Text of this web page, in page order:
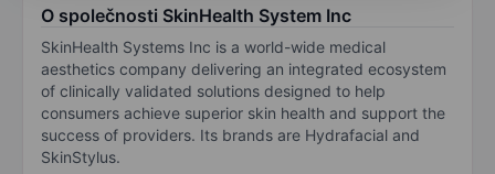
O společnosti SkinHealth System Inc
SkinHealth Systems Inc is a world-wide medical
aesthetics company delivering an integrated ecosystem
of clinically validated solutions designed to help
consumers achieve superior skin health and support the
success of providers. Its brands are Hydrafacial and
SkinStylus.